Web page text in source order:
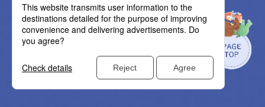
プライバシーポリシー
クッキー設定
©BANDAI